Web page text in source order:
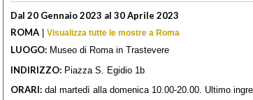
Dal 20 Gennaio 2023 al 30 Aprile 2023
ROMA | Visualizza tutte le mostre a Roma
LUOGO: Museo di Roma in Trastevere
INDIRIZZO: Piazza S. Egidio 1b
ORARI: dal martedì alla domenica 10.00-20.00. Ultimo